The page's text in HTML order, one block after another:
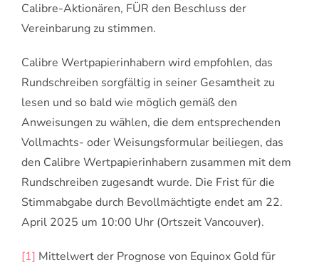
Calibre-Aktionären, FÜR den Beschluss der
Vereinbarung zu stimmen.
Calibre Wertpapierinhabern wird empfohlen, das
Rundschreiben sorgfältig in seiner Gesamtheit zu
lesen und so bald wie möglich gemäß den
Anweisungen zu wählen, die dem entsprechenden
Vollmachts- oder Weisungsformular beiliegen, das
den Calibre Wertpapierinhabern zusammen mit dem
Rundschreiben zugesandt wurde. Die Frist für die
Stimmabgabe durch Bevollmächtigte endet am 22.
April 2025 um 10:00 Uhr (Ortszeit Vancouver).
[1] Mittelwert der Prognose von Equinox Gold für